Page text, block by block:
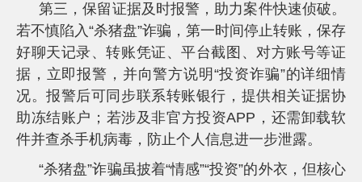
第三，保留证据及时报警，助力案件快速侦破。
若不慎陷入“杀猪盘”诈骗，第一时间停止转账，保存
好聊天记录、转账凭证、平台截图、对方账号等证
据，立即报警，并向警方说明“投资诈骗”的详细情
况。报警后可同步联系转账银行，提供相关证据协
助冻结账户；若涉及非官方投资APP，还需卸载软
件并查杀手机病毒，防止个人信息进一步泄露。
“杀猪盘”诈骗虽披着“情感”“投资”的外衣，但核心